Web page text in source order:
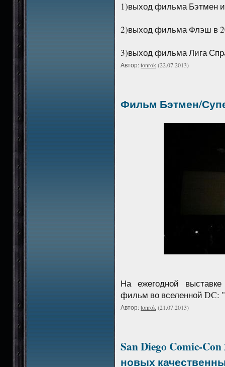
1)выход фильма Бэтмен
2)выход фильма Флэш в
3)выход фильма Лига
Автор:tonrok(22.07.2013)
Фильм Бэтмен/
На ежегодной
фильм во вселенной DC:
Автор:tonrok(21.07.2013)
San Diego Comic-
новых